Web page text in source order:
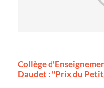
Collège
Daudet : "Prix du Petit